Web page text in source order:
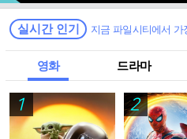
실시간 인기 지금 파일시티에서 가
영화 드라마
1 2